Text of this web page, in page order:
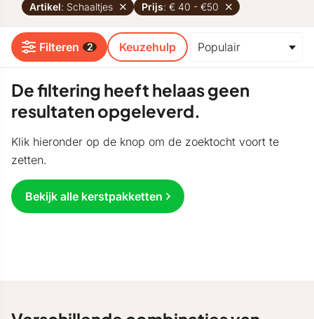
Artikel: Schaaltjes Prijs: € 40 - €50
Filteren 2 Keuzehulp
De filtering heeft helaas geen
resultaten opgeleverd.
Klik hieronder op de knop om de zoektocht voort te
zetten.
Bekijk alle kerstpakketten